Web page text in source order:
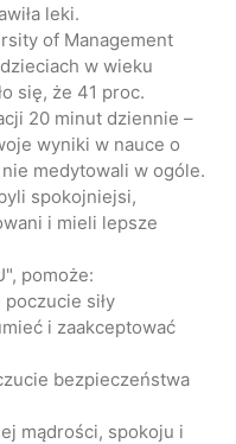
leki.
of Management
w wieku
się, że 41 proc.
20 minut dziennie –
wyniki w nauce o
medytowali w ogóle.
spokojniejsi,
i mieli lepsze
pomoże:
siły
i zaakceptować
bezpieczeństwa
mądrości, spokoju i